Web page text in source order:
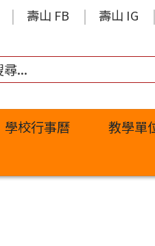
壽山 FB 壽山 IG
學校行事曆
教學單